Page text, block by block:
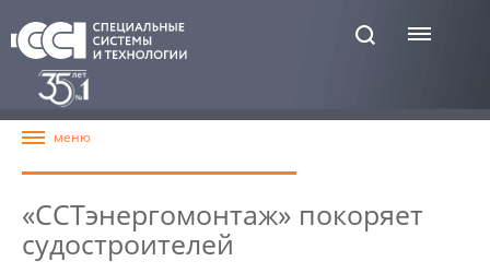
«ССТэнергомонтаж» покоряет
судостроителей